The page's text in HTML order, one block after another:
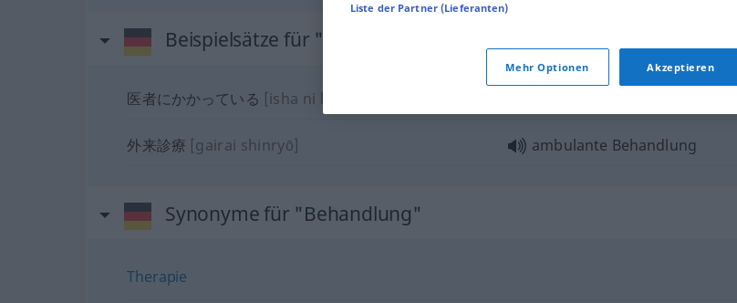
Beispielsätze für "Behandlung"
医者にかかっている [isha ni kakatte-iru]
外来診療 [gairai shinryō] ambulante Behandlung
Synonyme für "Behandlung"
Therapie
Liste der Partner (Lieferanten)
Mehr Optionen Akzeptieren